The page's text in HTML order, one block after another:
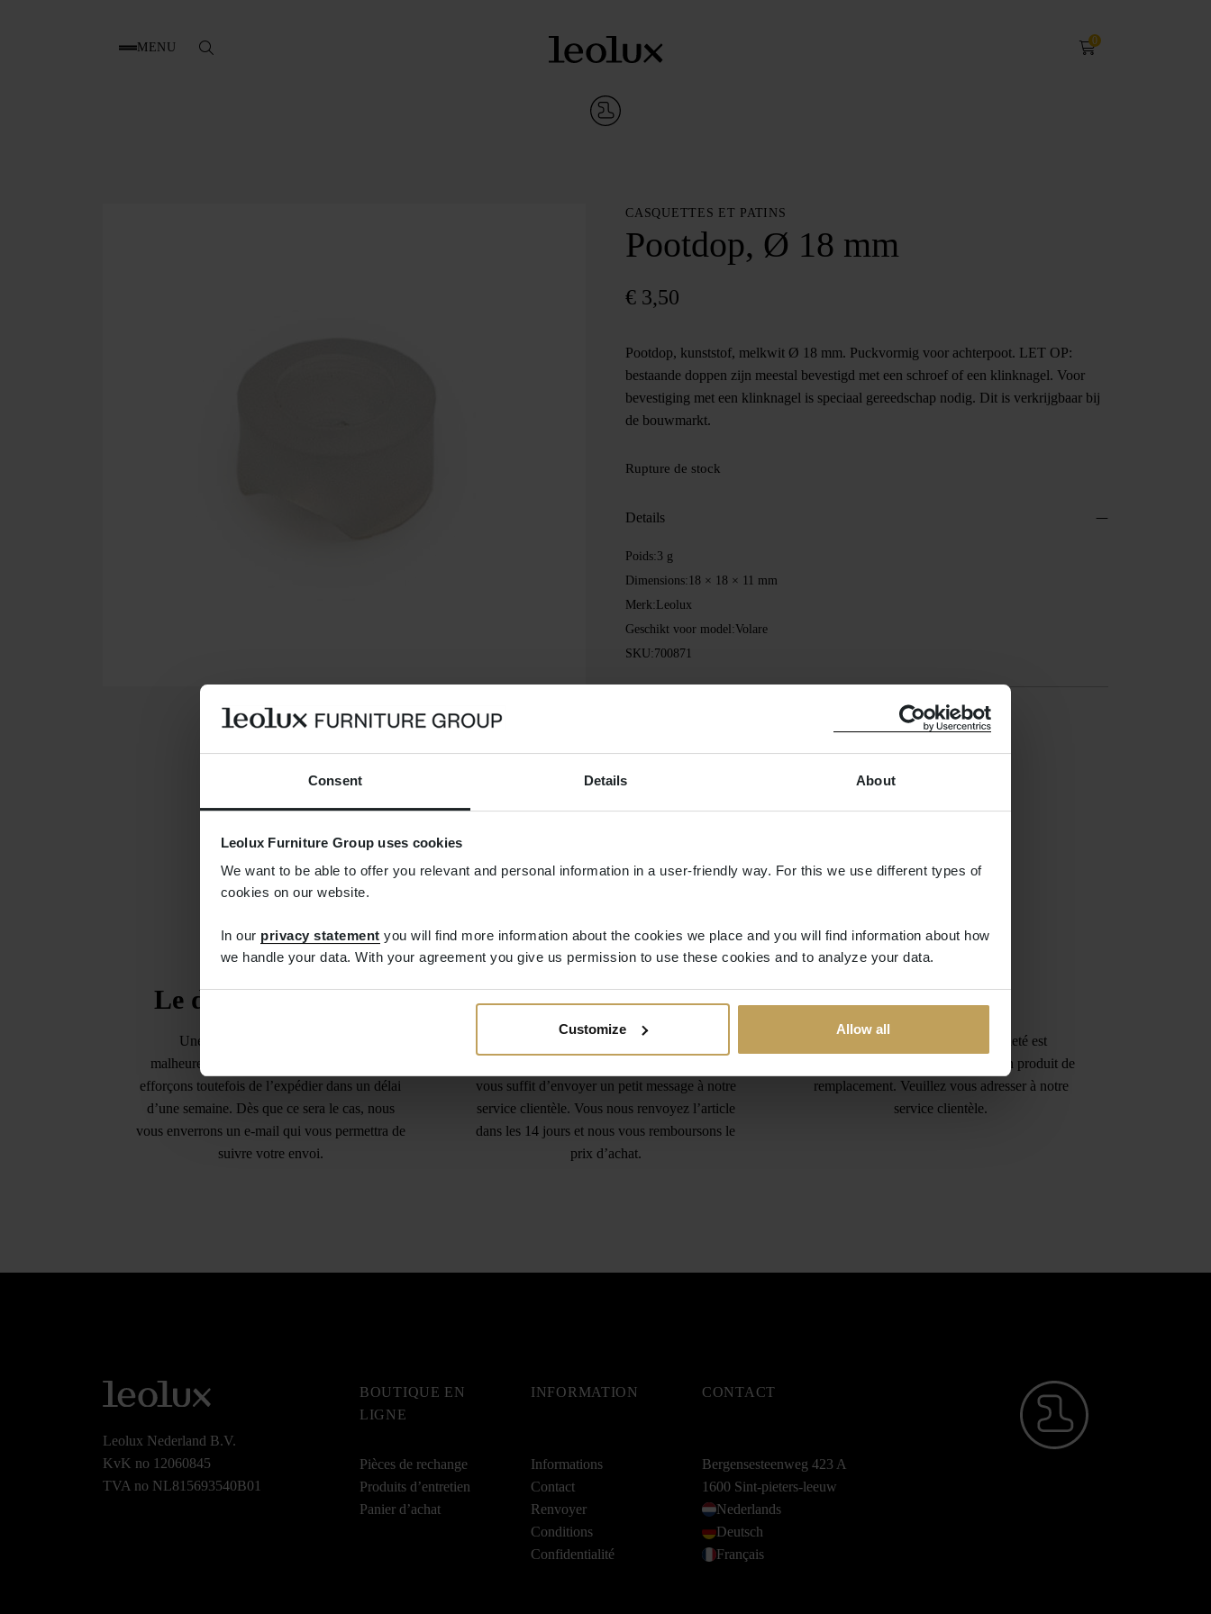
Consent Details About
Leolux Furniture Group uses cookies
We want to be able to offer you relevant and personal information in a user-friendly way. For this we use different types of
cookies on our website.
In our privacy statement you will find more information about the cookies we place and you will find information about how
we handle your data. With your agreement you give us permission to use these cookies and to analyze your data.
Customize Allow all
MENU
Search
0
CASQUETTES ET PATINS
Pootdop, Ø 18 mm
€ 3,50
Pootdop, kunststof, melkwit Ø 18 mm. Puckvormig voor achterpoot. LET OP:
bestaande doppen zijn meestal bevestigd met een schroef of een klinknagel. Voor
bevestiging met een klinknagel is speciaal gereedschap nodig. Dit is verkrijgbaar bij
de bouwmarkt.
Rupture de stock
Details
Poids:3 g
Dimensions: 18 × 18 × 11 mm
Merk: Leolux
Geschikt voor model:Volare
SKU:700871
Le délai de livraison
Une livraison le lendemain n’est
malheureusement pas possible. Nous nous
efforçons toutefois de l’expédier dans un délai
d’une semaine. Dès que ce sera le cas, nous
vous enverrons un e-mail qui vous permettra de
suivre votre envoi.
Retours gratuits
Vous avez commandé trop d’articles ? Vous
vous suffit d’envoyer un petit message à notre
service clientèle. Vous nous renvoyez l’article
dans les 14 jours et nous vous remboursons le
prix d’achat.
Garantie
Si le produit que vous avez acheté est
défectueux, nous vous fournirons un produit de
remplacement. Veuillez vous adresser à notre
service clientèle.
Leolux Nederland B.V.
KvK no 12060845
TVA no NL815693540B01
BOUTIQUE EN
LIGNE
Pièces de rechange
Produits d’entretien
Panier d’achat
INFORMATION
Informations
Contact
Renvoyer
Conditions
Confidentialité
CONTACT
Bergensesteenweg 423 A
1600 Sint-pieters-leeuw
Nederlands
Deutsch
Français